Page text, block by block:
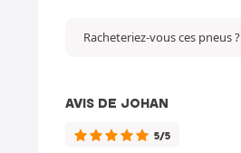
Racheteriez-vous ces pneus ?
AVIS DE JOHAN
5/5